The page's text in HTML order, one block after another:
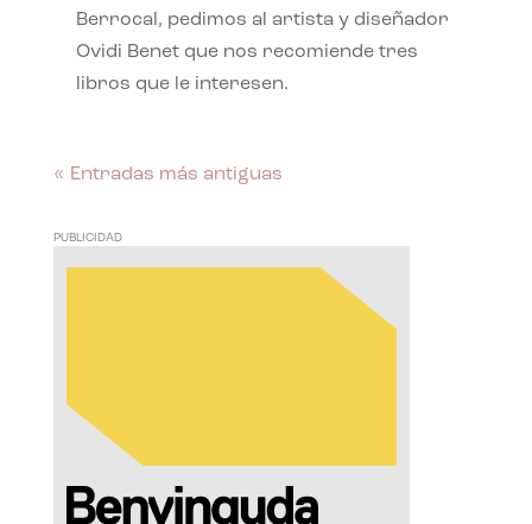
Berrocal, pedimos al artista y diseñador
Ovidi Benet que nos recomiende tres
libros que le interesen.
« Entradas más antiguas
PUBLICIDAD